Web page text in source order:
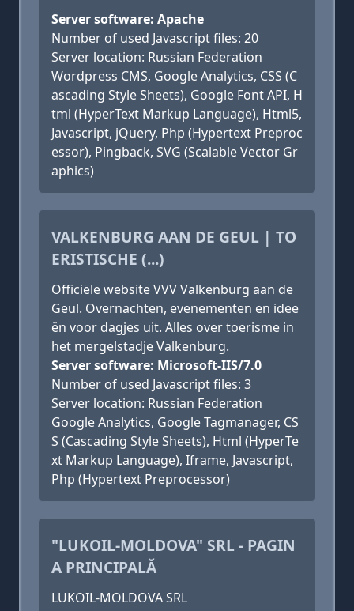
Server software: Apache
Number of used Javascript files: 20
Server location: Russian Federation
Wordpress CMS, Google Analytics, CSS (C
ascading Style Sheets), Google Font API, H
tml (HyperText Markup Language), Html5,
Javascript, jQuery, Php (Hypertext Preproc
essor), Pingback, SVG (Scalable Vector Gr
aphics)
VALKENBURG AAN DE GEUL | TO
ERISTISCHE (...)
Officiële website VVV Valkenburg aan de
Geul. Overnachten, evenementen en idee
ën voor dagjes uit. Alles over toerisme in
het mergelstadje Valkenburg.
Server software: Microsoft-IIS/7.0
Number of used Javascript files: 3
Server location: Russian Federation
Google Analytics, Google Tagmanager, CS
S (Cascading Style Sheets), Html (HyperTe
xt Markup Language), Iframe, Javascript,
Php (Hypertext Preprocessor)
"LUKOIL-MOLDOVA" SRL - PAGIN
A PRINCIPALĂ
LUKOIL-MOLDOVA SRL